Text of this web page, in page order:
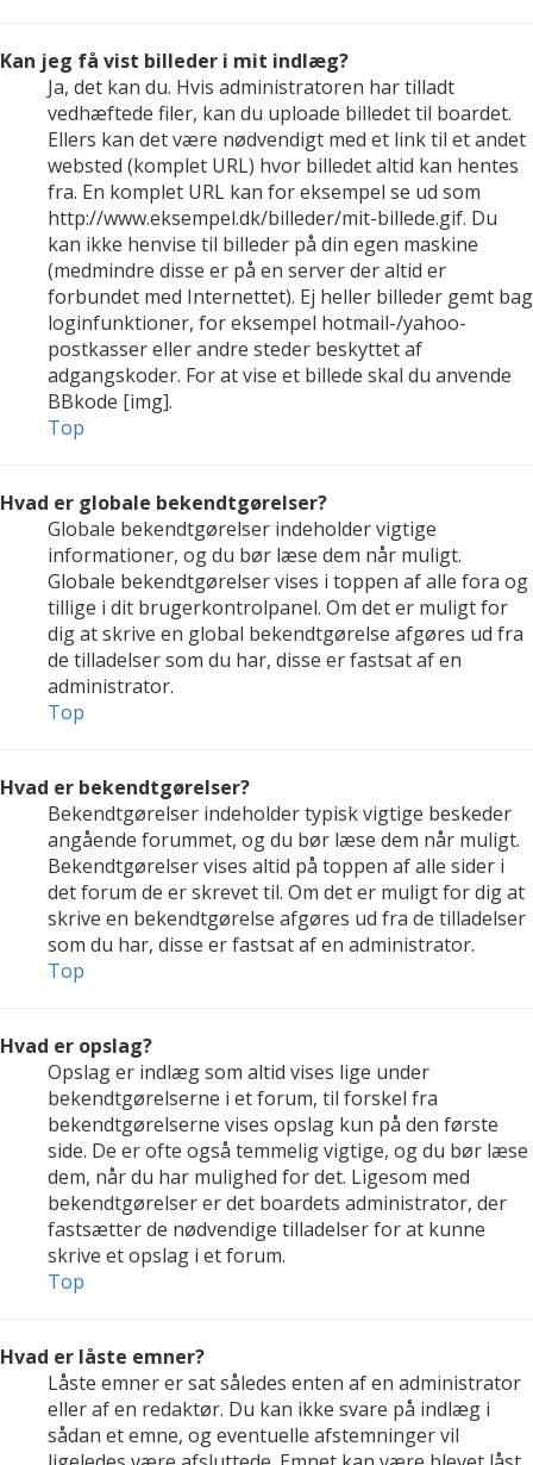
Kan jeg få vist billeder i mit indlæg?
Ja, det kan du. Hvis administratoren har tilladt
vedhæftede filer, kan du uploade billedet til boardet.
Ellers kan det være nødvendigt med et link til et andet
websted (komplet URL) hvor billedet altid kan hentes
fra. En komplet URL kan for eksempel se ud som
http://www.eksempel.dk/billeder/mit-billede.gif. Du
kan ikke henvise til billeder på din egen maskine
(medmindre disse er på en server der altid er
forbundet med Internettet). Ej heller billeder gemt bag
loginfunktioner, for eksempel hotmail-/yahoo-
postkasser eller andre steder beskyttet af
adgangskoder. For at vise et billede skal du anvende
BBkode [img].
Top
Hvad er globale bekendtgørelser?
Globale bekendtgørelser indeholder vigtige
informationer, og du bør læse dem når muligt.
Globale bekendtgørelser vises i toppen af alle fora og
tillige i dit brugerkontrolpanel. Om det er muligt for
dig at skrive en global bekendtgørelse afgøres ud fra
de tilladelser som du har, disse er fastsat af en
administrator.
Top
Hvad er bekendtgørelser?
Bekendtgørelser indeholder typisk vigtige beskeder
angående forummet, og du bør læse dem når muligt.
Bekendtgørelser vises altid på toppen af alle sider i
det forum de er skrevet til. Om det er muligt for dig at
skrive en bekendtgørelse afgøres ud fra de tilladelser
som du har, disse er fastsat af en administrator.
Top
Hvad er opslag?
Opslag er indlæg som altid vises lige under
bekendtgørelserne i et forum, til forskel fra
bekendtgørelserne vises opslag kun på den første
side. De er ofte også temmelig vigtige, og du bør læse
dem, når du har mulighed for det. Ligesom med
bekendtgørelser er det boardets administrator, der
fastsætter de nødvendige tilladelser for at kunne
skrive et opslag i et forum.
Top
Hvad er låste emner?
Låste emner er sat således enten af en administrator
eller af en redaktør. Du kan ikke svare på indlæg i
sådan et emne, og eventuelle afstemninger vil